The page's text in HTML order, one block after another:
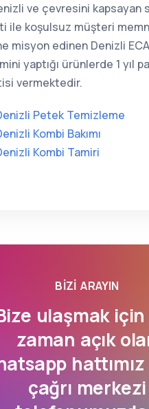
ve çevresini kapsayan
ile koşulsuz müşteri
misyon edinen Denizli
yaptığı ürünlerde 1 yıl
vermektedir.
Petek Temizleme
Kombi Bakımı
Kombi Tamiri
BIZI ARAYIN
ulaşmak
zaman açık
çağrı merkezi